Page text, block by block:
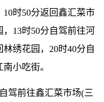
时50分返回鑫汇菜市
13时50分自驾前往河
绣花园，20时40分自
小吃街。
前往鑫汇菜市场(三